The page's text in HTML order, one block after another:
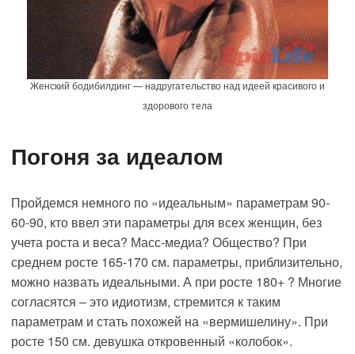
Женский бодибилдинг — надругательство над идеей красивого и
здорового тела
Погоня за идеалом
Пройдемся немного по «идеальным» параметрам 90-
60-90, кто ввел эти параметры для всех женщин, без
учета роста и веса? Масс-медиа? Общество? При
среднем росте 165-170 см. параметры, приблизительно,
можно назвать идеальными. А при росте 180+ ? Многие
согласятся – это идиотизм, стремится к таким
параметрам и стать похожей на «вермишелину». При
росте 150 см. девушка откровенный «колобок».